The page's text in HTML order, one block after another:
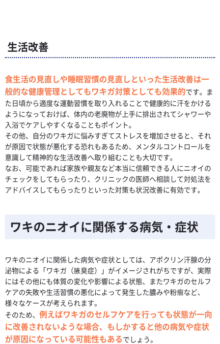
生活改善
食生活の見直しや睡眠習慣の見直しといった生活改善は一
般的な健康管理としてもワキガ対策としても効果的です。ま
た日頃から適度な運動習慣を取り入れることで健康的に汗をかける
ようになっておけば、体内の老廃物が上手に排出されてシャワーや
入浴でケアしやすくなることもポイント。
その他、自分のワキガに悩みすぎてストレスを増加させると、それ
が原因で状態が悪化する恐れもあるため、メンタルコントロールを
意識して精神的な生活改善へ取り組むことも大切です。
なお、可能であれば家族や親友など本当に信頼できる人にニオイの
チェックをしてもらったり、クリニックの医師へ相談して対処法を
アドバイスしてもらったりといった対策も状況改善に有効です。
ワキのニオイに関係する病気・症状
ワキのニオイに関係した病気や症状としては、アポクリン汗腺の分
泌物による「ワキガ（腋臭症）」がイメージされがちですが、実際
にはその他にも体質の変化や影響による状態、またワキガのセルフ
ケアの失敗や生活習慣の悪化によって発生した膿みや粉瘤など、
様々なケースが考えられます。
そのため、 例えばワキガのセルフケアを行っても状態が一向
に改善されないような場合、もしかすると他の病気や症状
が原因になっている可能性もあるでしょう。